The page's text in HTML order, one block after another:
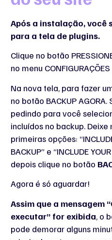
Após a instalação, você
para a tela de plugins.
Clique no botão
no menu
Na nova tela, para fazer
no botão BACKUP
pedindo para você
incluídos no backup.
primeiras opções:
BACKUP” e “INCLUDE
depois clique no botão
Agora é só aguardar!
Assim que a mensagem
executar” for exibida, o
pode demorar alguns